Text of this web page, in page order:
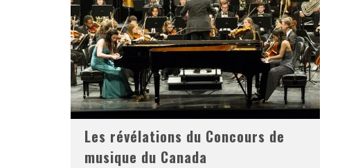
Les révélations du Concours de
musique du Canada